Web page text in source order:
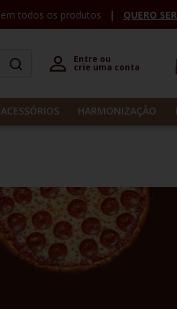
em todos os produtos QUERO
Entre ou
crie uma conta
ACESSÓRIOS HARMONIZAÇÃO